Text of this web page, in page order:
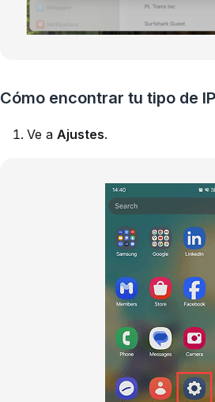
Cómo encontrar tu tipo de
Ve a Ajustes.